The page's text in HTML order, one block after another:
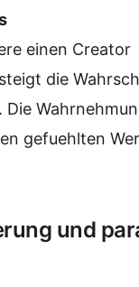
einen Creator
die
gefuehlten
und